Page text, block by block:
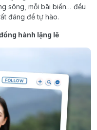
sông, mỗi bãi biển… đều
đáng để tự hào.
hành lặng lẽ